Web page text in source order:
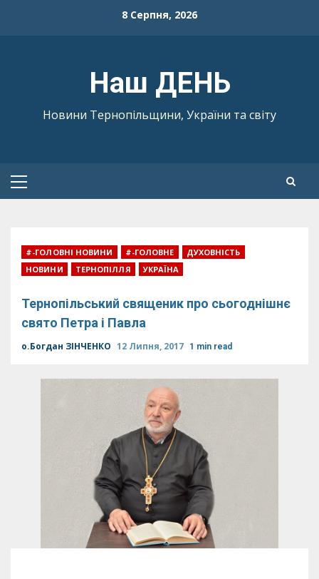
8 Серпня, 2026
Наш ДЕНЬ
Новини Тернопільщини, України та світу
Primary
#-ГОЛОВНІ НОВИНИ #-ГОЛОВНЕ
ДУХОВНІСТЬ
НОВИНИ
ТЕРНОПІЛЛЯ УКРАЇНА
Тернопільський священик про сьогоднішнє
свято Петра і Павла
о.Богдан ЗІНЧЕНКО 12 Липня, 2017 1 min read